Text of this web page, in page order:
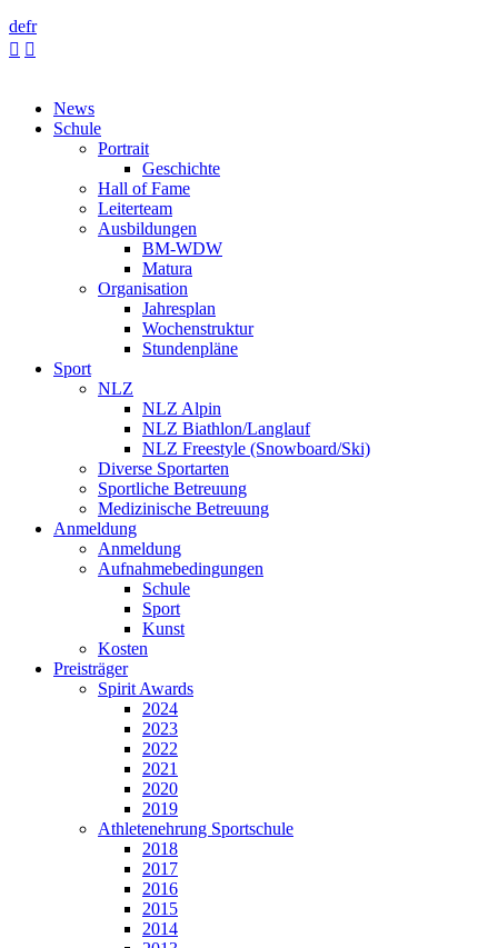
defr
 
News
Schule
Portrait
Geschichte
Hall of Fame
Leiterteam
Ausbildungen
BM-WDW
Matura
Organisation
Jahresplan
Wochenstruktur
Stundenpläne
Sport
NLZ
NLZ Alpin
NLZ Biathlon/Langlauf
NLZ Freestyle (Snowboard/Ski)
Diverse Sportarten
Sportliche Betreuung
Medizinische Betreuung
Anmeldung
Anmeldung
Aufnahmebedingungen
Schule
Sport
Kunst
Kosten
Preisträger
Spirit Awards
2024
2023
2022
2021
2020
2019
Athletenehrung Sportschule
2018
2017
2016
2015
2014